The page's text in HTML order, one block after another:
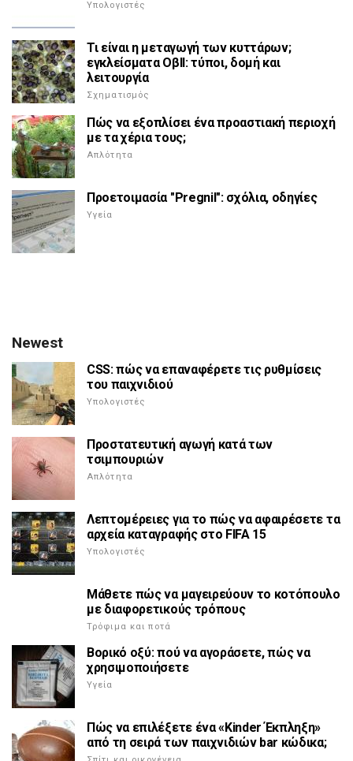
Υπολογιστές
Τι είναι η μεταγωγή των κυττάρων;
εγκλείσματα ΟβΙΙ: τύποι, δομή και
λειτουργία
Σχηματισμός
Πώς να εξοπλίσει ένα προαστιακή περιοχή
με τα χέρια τους;
Απλότητα
Προετοιμασία "Pregnil": σχόλια, οδηγίες
Υγεία
Newest
CSS: πώς να επαναφέρετε τις ρυθμίσεις
του παιχνιδιού
Υπολογιστές
Προστατευτική αγωγή κατά των
τσιμπουριών
Απλότητα
Λεπτομέρειες για το πώς να αφαιρέσετε τα
αρχεία καταγραφής στο FIFA 15
Υπολογιστές
Μάθετε πώς να μαγειρεύουν το κοτόπουλο
με διαφορετικούς τρόπους
Τρόφιμα και ποτά
Βορικό οξύ: πού να αγοράσετε, πώς να
χρησιμοποιήσετε
Υγεία
Πώς να επιλέξετε ένα «Kinder Έκπληξη»
από τη σειρά των παιχνιδιών bar κώδικα;